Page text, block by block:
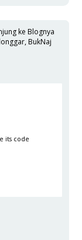
ke Blognya
BukNaj
its code